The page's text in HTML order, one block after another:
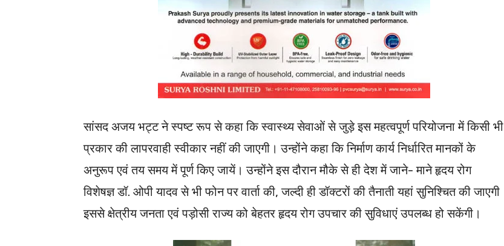
सांसद अजय भट्ट ने स्पष्ट रूप से कहा कि स्वास्थ्य सेवाओं से जुड़े इस महत्वपूर्ण परियोजना में किसी भी
प्रकार की लापरवाही स्वीकार नहीं की जाएगी। उन्होंने कहा कि निर्माण कार्य निर्धारित मानकों के
अनुरूप एवं तय समय में पूर्ण किए जायें। उन्होंने इस दौरान मौके से ही देश में जाने- माने हृदय रोग
विशेषज्ञ डॉ. ओपी यादव से भी फोन पर वार्ता की, जल्दी ही डॉक्टरों की तैनाती यहां सुनिश्चित की जाएगी
इससे क्षेत्रीय जनता एवं पड़ोसी राज्य को बेहतर हृदय रोग उपचार की सुविधाएं उपलब्ध हो सकेंगी।